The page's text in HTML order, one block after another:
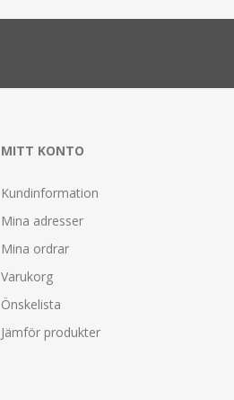
MITT KONTO
Kundinformation
Mina adresser
Mina ordrar
Varukorg
Önskelista
Jämför produkter